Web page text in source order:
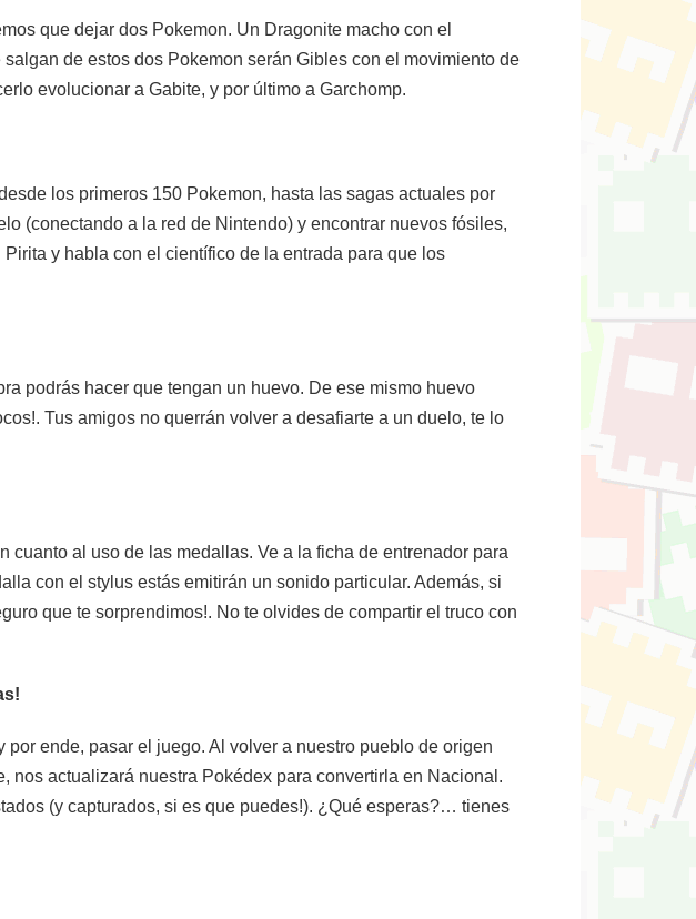
que dejar dos Pokemon. Un Dragonite macho con el
de estos dos Pokemon serán Gibles con el movimiento de
evolucionar a Gabite, y por último a Garchomp.
los primeros 150 Pokemon, hasta las sagas actuales por
(conectando a la red de Nintendo) y encontrar nuevos fósiles,
y habla con el científico de la entrada para que los
podrás hacer que tengan un huevo. De ese mismo huevo
Tus amigos no querrán volver a desafiarte a un duelo, te lo
al uso de las medallas. Ve a la ficha de entrenador para
con el stylus estás emitirán un sonido particular. Además, si
que te sorprendimos!. No te olvides de compartir el truco con
ende, pasar el juego. Al volver a nuestro pueblo de origen
nos actualizará nuestra Pokédex para convertirla en Nacional.
(y capturados, si es que puedes!). ¿Qué esperas?… tienes